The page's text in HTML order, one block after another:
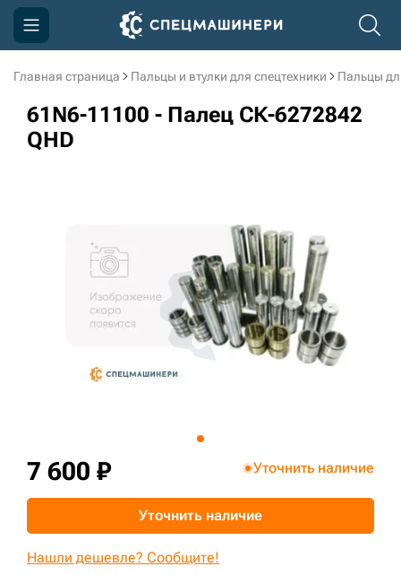
Главная страница Пальцы и втулки для спецтехники Пальцы
61N6-11100 - Палец СК-6272842
QHD
7 600 ₽ Уточнить наличие
Уточнить наличие
Нашли дешевле? Сообщите!
Компания
Акции
3D тур по производству
3D тур по складам
sksale@skdst.ru